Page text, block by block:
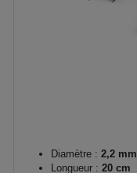
Diamètre : 2,2 mm
Longueur : 20 cm